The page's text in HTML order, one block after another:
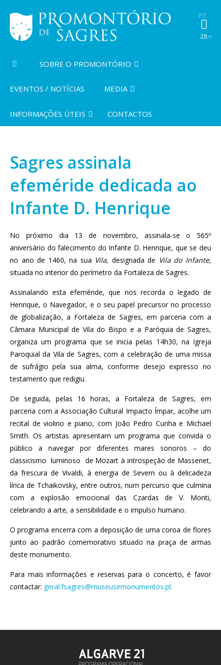
PT
28 ºC
SOBRE O PROMONTÓRIO
EVENTOS / NOTÍCIAS MEDIA
INFORMAÇÕES ÚTEIS CONTACTOS
Sagres assinala
efeméride dedicada ao
Infante D. Henrique
No próximo dia 13 de novembro, assinala-se o 565º
aniversário do falecimento do Infante D. Henrique, que se deu
no ano de 1460, na sua Vila, designada de Vila do Infante,
situada no interior do perímetro da Fortaleza de Sagres.
Assinalando esta efeméride, que nos recorda o legado de
Henrique, o Navegador, e o seu papel precursor no processo
de globalização, a Fortaleza de Sagres, em parceria com a
Câmara Municipal de Vila do Bispo e a Paróquia de Sagres,
organiza um programa que se inicia pelas 14h30, na Igreja
Paroquial da Vila de Sagres, com a celebração de uma missa
de sufrágio pela sua alma, conforme desejo expresso no
testamento que redigiu.
De seguida, pelas 16 horas, a Fortaleza de Sagres, em
parceria com a Associação Cultural Impacto Ímpar, acolhe um
recital de violino e piano, com João Pedro Cunha e Michael
Smith. Os artistas apresentam um programa que convida o
público a navegar por diferentes mares sonoros – do
classicismo luminoso de Mozart à introspeção de Massenet,
da frescura de Vivaldi, à energia de Severn ou à delicadeza
lírica de Tchaikovsky, entre outros, num percurso que culmina
com a explosão emocional das Czardas de V. Monti,
celebrando a arte, a sensibilidade e o impulso humano.
O programa encerra com a deposição de uma coroa de flores
junto ao padrão comemorativo situado na praça de armas
deste monumento.
Para mais informações e reservas para o concerto, é favor
contactar: geral.fsagres@museusemonumentos.pt